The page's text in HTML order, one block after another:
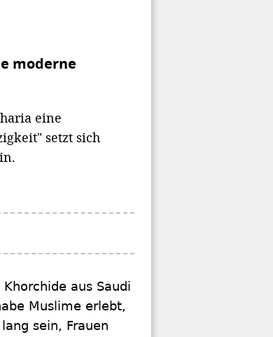
moderne
eine
setzt sich
aus Saudi
Muslime erlebt,
sein, Frauen